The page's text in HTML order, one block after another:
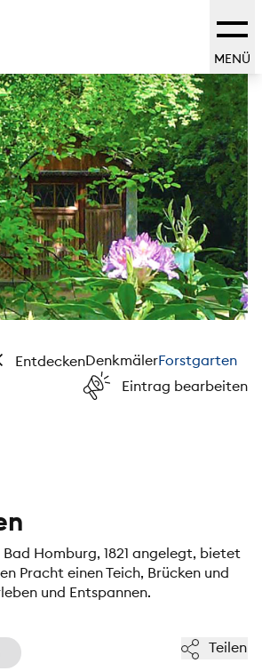
MENÜ
EntdeckenDenkmälerForstgarten
Eintrag bearbeiten
Homburg, 1821 angelegt, bietet
Pracht einen Teich, Brücken und
und Entspannen.
Teilen